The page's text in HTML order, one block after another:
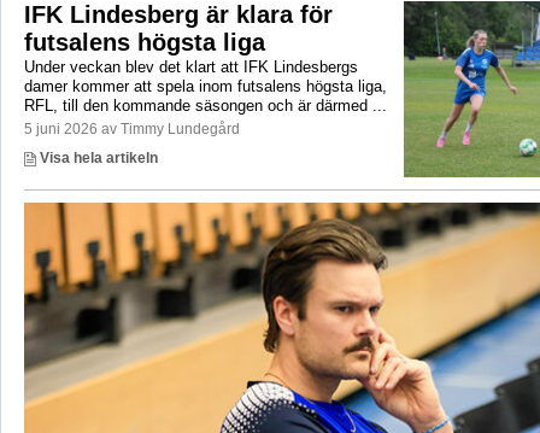
IFK Lindesberg är klara för
futsalens högsta liga
Under veckan blev det klart att IFK Lindesbergs
damer kommer att spela inom futsalens högsta liga,
RFL, till den kommande säsongen och är därmed ...
5 juni 2026 av Timmy Lundegård
Visa hela artikeln